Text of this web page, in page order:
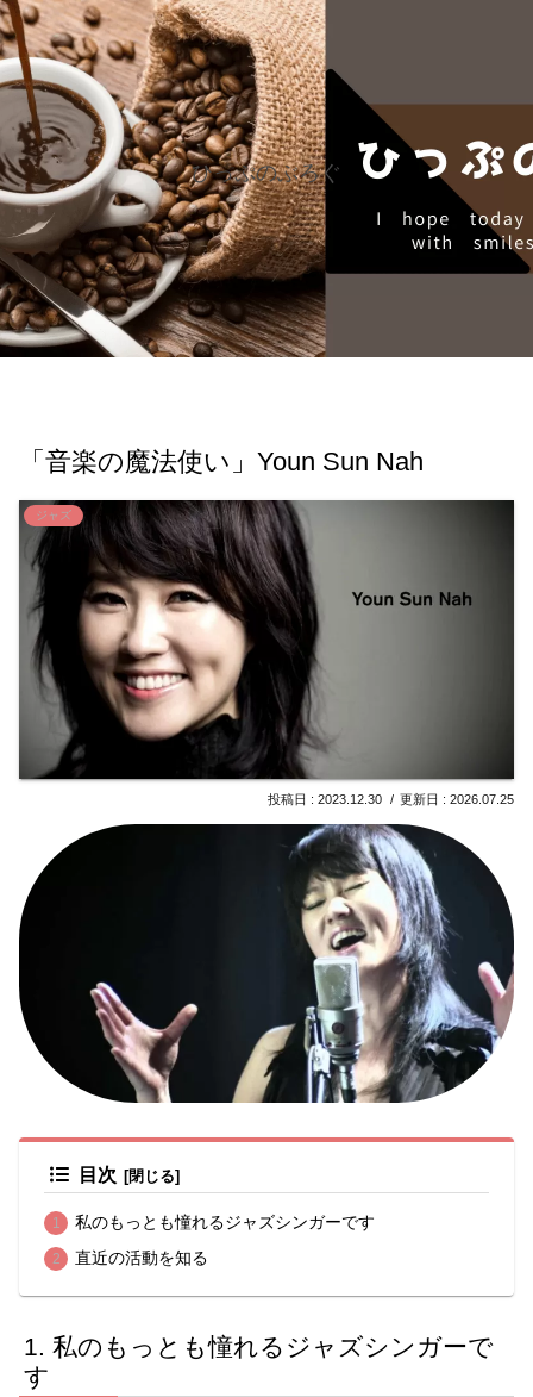
ひっぷのぶろぐ
「音楽の魔法使い」Youn Sun Nah
ジャズ
2023.12.30 2026.07.25
目次
私のもっとも憧れるジャズシンガーです
直近の活動を知る
私のもっとも憧れるジャズシンガーで
す